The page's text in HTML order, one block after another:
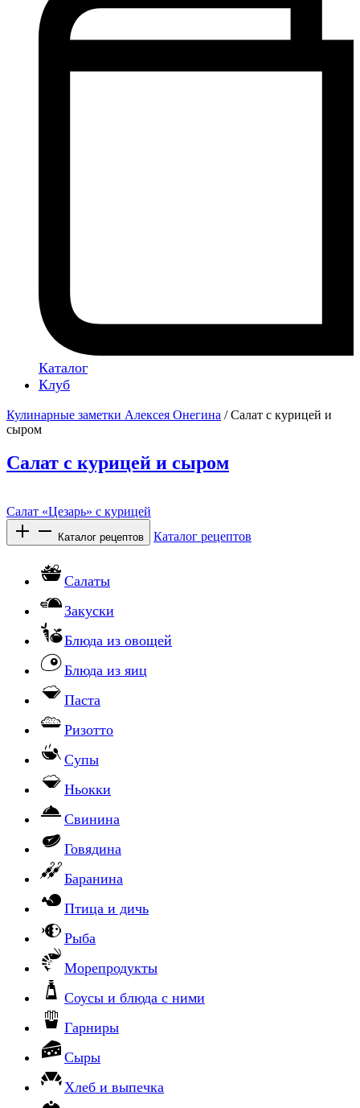
Каталог
Клуб
Кулинарные заметки Алексея Онегина / Салат с курицей и
сыром
Салат с курицей и сыром
Салат «Цезарь» с курицей
Каталог рецептов Каталог рецептов
Салаты
Закуски
Блюда из овощей
Блюда из яиц
Паста
Ризотто
Супы
Ньокки
Свинина
Говядина
Баранина
Птица и дичь
Рыба
Морепродукты
Соусы и блюда с ними
Гарниры
Сыры
Хлеб и выпечка